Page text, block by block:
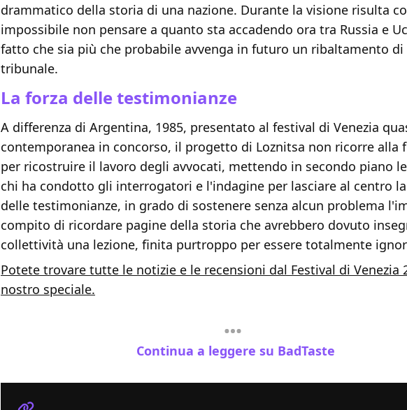
drammatico della storia di una nazione. Durante la visione risulta
impossibile non pensare a quanto sta accadendo ora tra Russia e
fatto che sia più che probabile avvenga in futuro un ribaltamento
tribunale.
La forza delle testimonianze
A differenza di Argentina, 1985, presentato al festival di Venezia
contemporanea in concorso, il progetto di Loznitsa non ricorre alla
per ricostruire il lavoro degli avvocati, mettendo in secondo piano
chi ha condotto gli interrogatori e l'indagine per lasciare al centro
delle testimonianze, in grado di sostenere senza alcun problema
compito di ricordare pagine della storia che avrebbero dovuto
collettività una lezione, finita purtroppo per essere totalmente
Potete trovare tutte le notizie e le recensioni dal Festival di Venezia
nostro speciale.
Continua a leggere su BadTaste